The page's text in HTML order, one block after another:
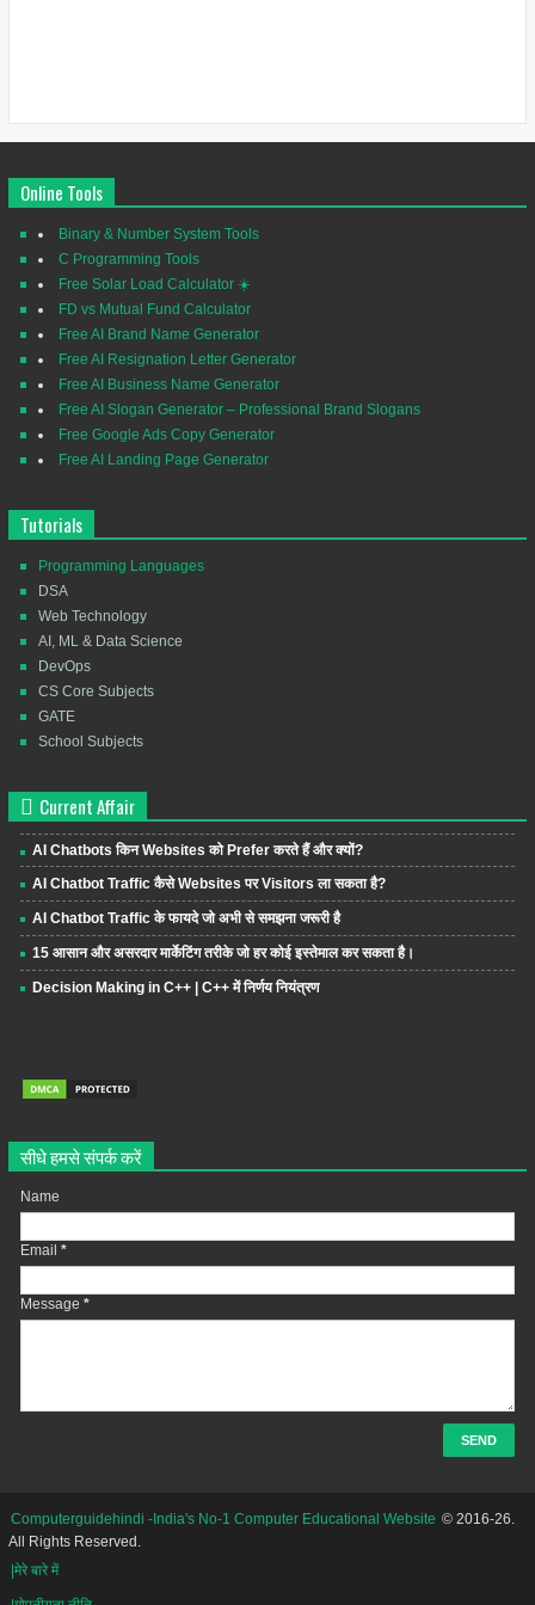
Online Tools
Binary & Number System Tools
C Programming Tools
Free Solar Load Calculator ☀️
FD vs Mutual Fund Calculator
Free AI Brand Name Generator
Free AI Resignation Letter Generator
Free AI Business Name Generator
Free AI Slogan Generator – Professional Brand Slogans
Free Google Ads Copy Generator
Free AI Landing Page Generator
Tutorials
Programming Languages
DSA
Web Technology
AI, ML & Data Science
DevOps
CS Core Subjects
GATE
School Subjects
Current Affair
AI Chatbots किन Websites को Prefer करते हैं और क्यों?
AI Chatbot Traffic कैसे Websites पर Visitors ला सकता है?
AI Chatbot Traffic के फायदे जो अभी से समझना जरूरी है
15 आसान और असरदार मार्केटिंग तरीके जो हर कोई इस्तेमाल कर सकता है।
Decision Making in C++ | C++ में निर्णय नियंत्रण
सीधे हमसे संपर्क करें
Name
Email *
Message *
Computerguidehindi -India's No-1 Computer Educational Website © 2016-26.
All Rights Reserved.
|मेरे बारे में